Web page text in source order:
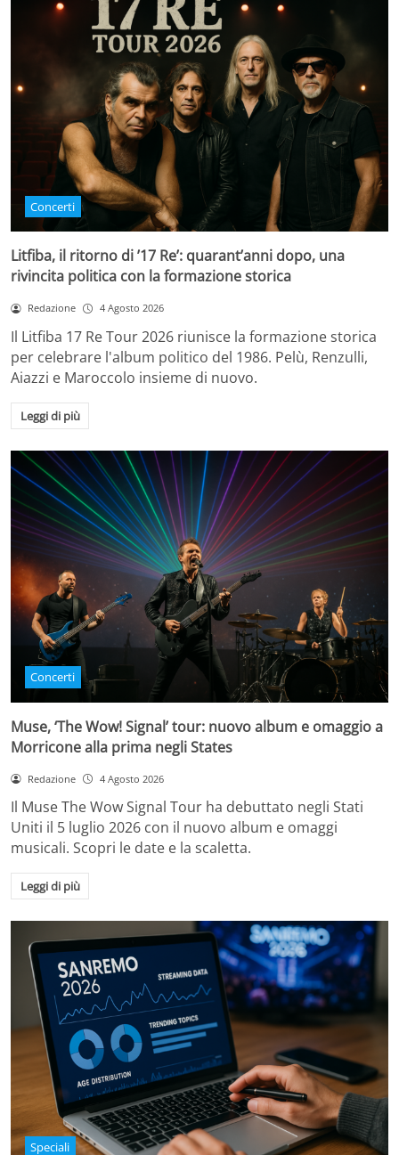
Concerti
Litfiba, il ritorno di ’17 Re’: quarant’anni dopo, una
rivincita politica con la formazione storica
Redazione 4 Agosto 2026
Il Litfiba 17 Re Tour 2026 riunisce la formazione storica
per celebrare l'album politico del 1986. Pelù, Renzulli,
Aiazzi e Maroccolo insieme di nuovo.
Leggi di più
Concerti
Muse, ‘The Wow! Signal’ tour: nuovo album e omaggio a
Morricone alla prima negli States
Redazione 4 Agosto 2026
Il Muse The Wow Signal Tour ha debuttato negli Stati
Uniti il 5 luglio 2026 con il nuovo album e omaggi
musicali. Scopri le date e la scaletta.
Leggi di più
Speciali